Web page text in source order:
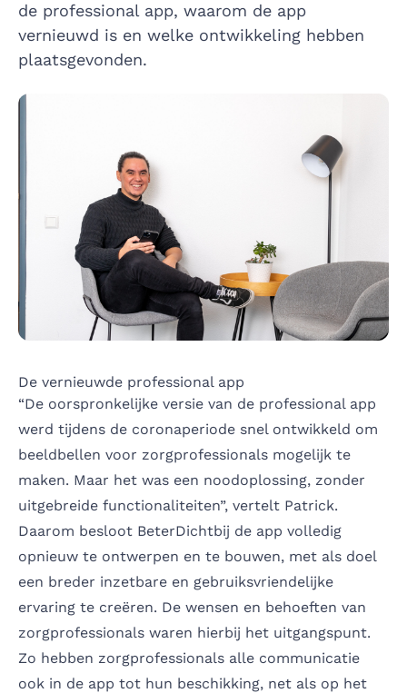
de professional app, waarom de app
vernieuwd is en welke ontwikkeling hebben
plaatsgevonden.
De vernieuwde professional app
“De oorspronkelijke versie van de professional app
werd tijdens de coronaperiode snel ontwikkeld om
beeldbellen voor zorgprofessionals mogelijk te
maken. Maar het was een noodoplossing, zonder
uitgebreide functionaliteiten”, vertelt Patrick.
Daarom besloot BeterDichtbij de app volledig
opnieuw te ontwerpen en te bouwen, met als doel
een breder inzetbare en gebruiksvriendelijke
ervaring te creëren. De wensen en behoeften van
zorgprofessionals waren hierbij het uitgangspunt.
Zo hebben zorgprofessionals alle communicatie
ook in de app tot hun beschikking, net als op het